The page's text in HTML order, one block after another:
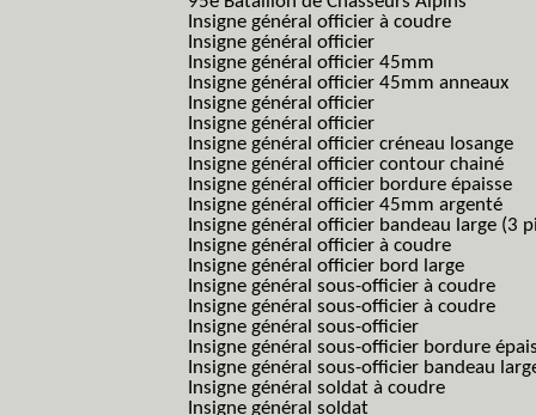
Insigne général officier à coudre
Insigne général officier
Insigne général officier 45mm
Insigne général officier 45mm anneaux
Insigne général officier
Insigne général officier
Insigne général officier créneau losange
Insigne général officier contour chainé
Insigne général officier bordure épaisse
Insigne général officier 45mm argenté
Insigne général officier bandeau large (3
Insigne général officier à coudre
Insigne général officier bord large
Insigne général sous-officier à coudre
Insigne général sous-officier à coudre
Insigne général sous-officier
Insigne général sous-officier bordure
Insigne général sous-officier bandeau
Insigne général soldat à coudre
Insigne général soldat